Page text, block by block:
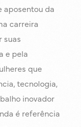
aposentou da
carreira
suas
e pela
que
tecnologia,
inovador
é referência